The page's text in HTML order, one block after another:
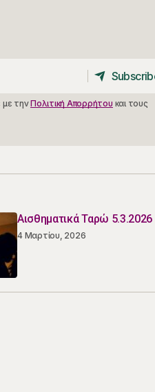
με τηνΠολιτική Απορρήτου και τους
Αισθηματικά Ταρώ 5.3.2026
4 Μαρτίου, 2026